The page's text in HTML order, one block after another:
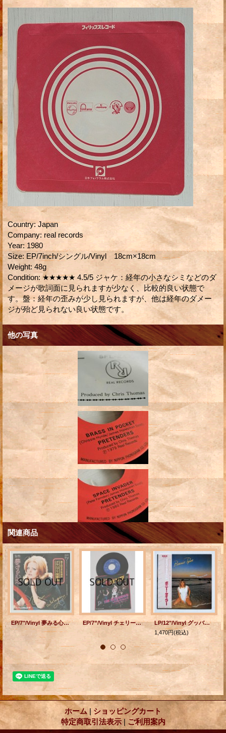
Country: Japan
Company: real records
Year: 1980
Size: EP/7inch/シングル/Vinyl 18cm×18cm
Weight: 48g
Condition: ★★★★★ 4.5/5 ジャケ：経年の小さなシミなどのダ
メージが歌詞面に見られますが少なく、比較的良い状態で
す。盤：経年の歪みが少し見られますが、他は経年のダメー
ジが殆ど見られない良い状態です。
他の写真
関連商品
EP/7"/Vinyl 夢みる心地 アイ・ライク・ユア―・ミュージック エレン・ニコライセン (1975) PHILIPS EP/7”/Vinyl チェリーボンブ ブラックメイル ザ・ランナウェイズ (1976) マーキュリー
LP/12"/Vinyl グッバイ・アイランド ボニー・タイラー (1981) RCA 帯/歌詞カード
1,470円(税込)
ホーム | ショッピングカート
特定商取引法表示 | ご利用案内